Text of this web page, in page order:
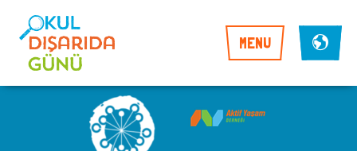
MENU